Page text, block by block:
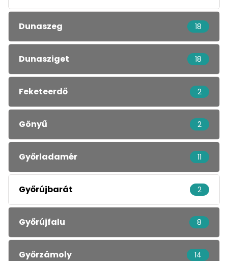
Dunaszeg 18
Dunasziget 18
Feketeerdő 2
Gönyű 2
Győrladamér 11
Győrújbarát 2
Győrújfalu 8
Győrzámoly 14